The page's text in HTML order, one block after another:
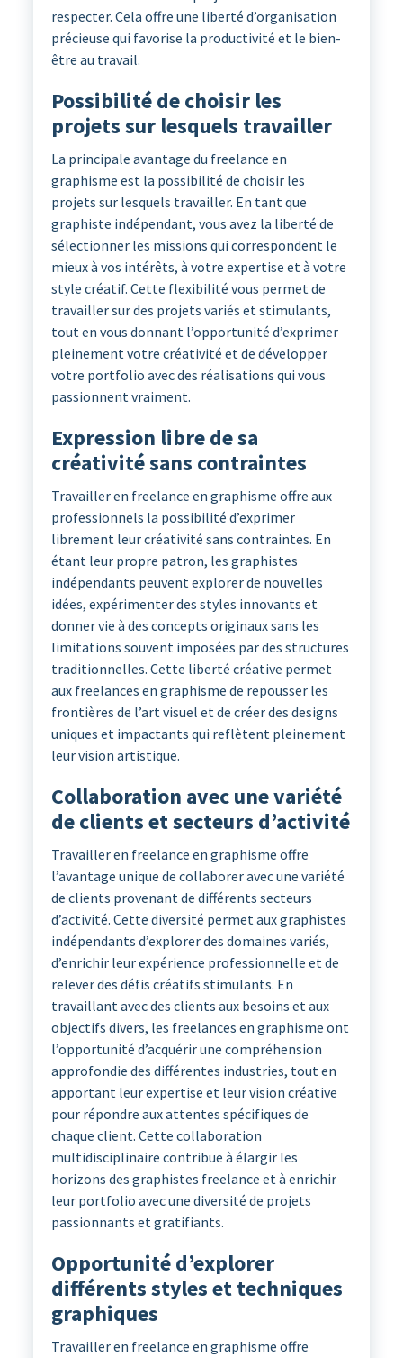
respecter. Cela offre une liberté d’organisation
précieuse qui favorise la productivité et le bien-
être au travail.
Possibilité de choisir les
projets sur lesquels travailler
La principale avantage du freelance en
graphisme est la possibilité de choisir les
projets sur lesquels travailler. En tant que
graphiste indépendant, vous avez la liberté de
sélectionner les missions qui correspondent le
mieux à vos intérêts, à votre expertise et à votre
style créatif. Cette flexibilité vous permet de
travailler sur des projets variés et stimulants,
tout en vous donnant l’opportunité d’exprimer
pleinement votre créativité et de développer
votre portfolio avec des réalisations qui vous
passionnent vraiment.
Expression libre de sa
créativité sans contraintes
Travailler en freelance en graphisme offre aux
professionnels la possibilité d’exprimer
librement leur créativité sans contraintes. En
étant leur propre patron, les graphistes
indépendants peuvent explorer de nouvelles
idées, expérimenter des styles innovants et
donner vie à des concepts originaux sans les
limitations souvent imposées par des structures
traditionnelles. Cette liberté créative permet
aux freelances en graphisme de repousser les
frontières de l’art visuel et de créer des designs
uniques et impactants qui reflètent pleinement
leur vision artistique.
Collaboration avec une variété
de clients et secteurs d’activité
Travailler en freelance en graphisme offre
l’avantage unique de collaborer avec une variété
de clients provenant de différents secteurs
d’activité. Cette diversité permet aux graphistes
indépendants d’explorer des domaines variés,
d’enrichir leur expérience professionnelle et de
relever des défis créatifs stimulants. En
travaillant avec des clients aux besoins et aux
objectifs divers, les freelances en graphisme ont
l’opportunité d’acquérir une compréhension
approfondie des différentes industries, tout en
apportant leur expertise et leur vision créative
pour répondre aux attentes spécifiques de
chaque client. Cette collaboration
multidisciplinaire contribue à élargir les
horizons des graphistes freelance et à enrichir
leur portfolio avec une diversité de projets
passionnants et gratifiants.
Opportunité d’explorer
différents styles et techniques
graphiques
Travailler en freelance en graphisme offre